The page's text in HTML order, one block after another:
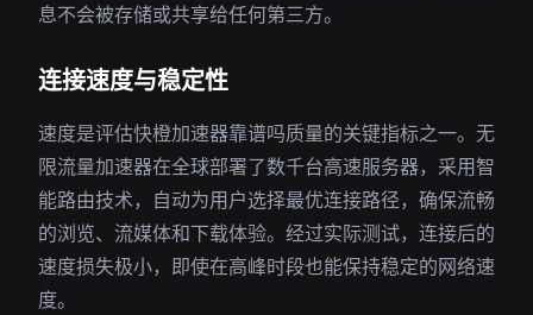
息不会被存储或共享给任何第三方。
连接速度与稳定性
速度是评估快橙加速器靠谱吗质量的关键指标之一。无
限流量加速器在全球部署了数千台高速服务器，采用智
能路由技术，自动为用户选择最优连接路径，确保流畅
的浏览、流媒体和下载体验。经过实际测试，连接后的
速度损失极小，即使在高峰时段也能保持稳定的网络速
度。